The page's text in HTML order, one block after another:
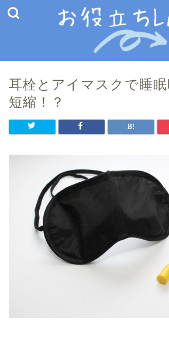
耳栓とアイマスクで睡
短縮！？